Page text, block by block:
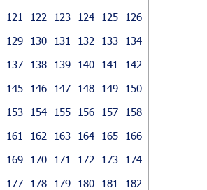
121 122 123 124 125
126
129 130 131 132 133
134
137 138 139 140 141
142
145 146 147 148 149
150
153 154 155 156 157
158
161 162 163 164 165
166
169 170 171 172 173
174
177 178 179 180 181
182